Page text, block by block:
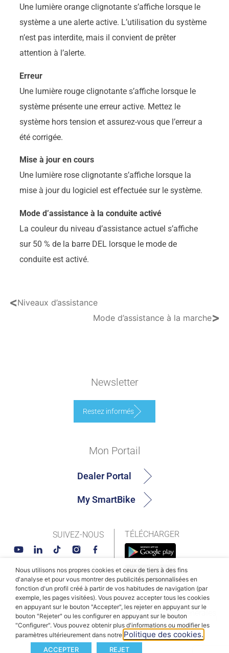
Une lumière orange clignotante s’affiche lorsque le
système a une alerte active. L’utilisation du système
n’est pas interdite, mais il convient de prêter
attention à l’alerte.
Erreur
Une lumière rouge clignotante s’affiche lorsque le
système présente une erreur active. Mettez le
système hors tension et assurez-vous que l’erreur a
été corrigée.
Mise à jour en cours
Une lumière rose clignotante s’affiche lorsque la
mise à jour du logiciel est effectuée sur le système.
Mode d’assistance à la conduite activé
La couleur du niveau d’assistance actuel s’affiche
sur 50 % de la barre DEL lorsque le mode de
conduite est activé.
<Niveaux d’assistance
Mode d’assistance à la marche>
Newsletter
Restez informés
TÉLÉCHARGER
Mon Portail
Dealer Portal
My SmartBike
SUIVEZ-NOUS
© MAHLE SmartBike Systems 2026Conditions générales
Politique de confidentialitéPolitique des cookies
Nous utilisons nos propres cookies et ceux de tiers à des fins
d'analyse et pour vous montrer des publicités personnalisées en
fonction d'un profil créé à partir de vos habitudes de navigation (par
exemple, les pages visitées). Vous pouvez accepter tous les cookies
en appuyant sur le bouton "Accepter", les rejeter en appuyant sur le
bouton "Rejeter" ou les configurer en appuyant sur le bouton
"Configurer". Vous pouvez obtenir plus d'informations ou modifier les
paramètres ultérieurement dans notre Politique des cookies.
ACCEPTER REJET